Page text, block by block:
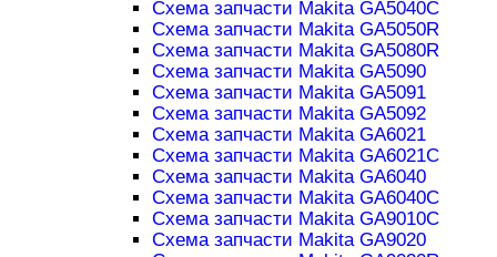
Схема запчасти Makita GA5040C
Схема запчасти Makita GA5050R
Схема запчасти Makita GA5080R
Схема запчасти Makita GA5090
Схема запчасти Makita GA5091
Схема запчасти Makita GA5092
Схема запчасти Makita GA6021
Схема запчасти Makita GA6021C
Схема запчасти Makita GA6040
Схема запчасти Makita GA6040C
Схема запчасти Makita GA9010C
Схема запчасти Makita GA9020